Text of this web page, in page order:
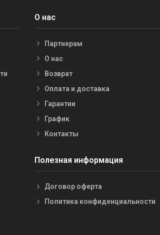
О нас
Партнерам
О нас
Возврат
Оплата и доставка
Гарантии
График
Контакты
Полезная информация
Договор оферта
Политика конфиденциальности